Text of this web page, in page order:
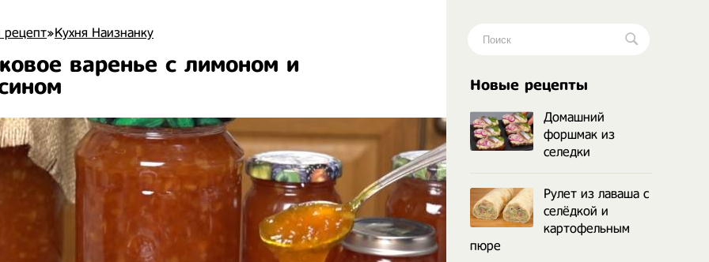
рецепт»Кухня Наизнанку
варенье с лимоном и
Новые рецепты
Домашний
форшмак из
селедки
Рулет из лаваша с
селёдкой и
картофельным
пюре